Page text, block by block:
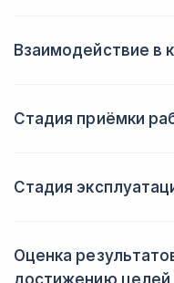
ресурсами проекта и
Взаимодействие в
Стадия приёмки
Стадия
Оценка
достижению целей